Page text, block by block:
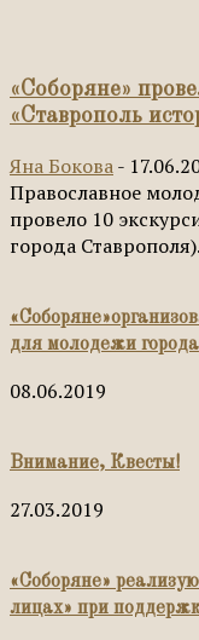
«Соборяне»
«Ставрополь
Яна Бокова-
Православное
провело 10
города
для молодежи города
08.06.2019
Внимание, Квесты!
27.03.2019
«Соборяне»
лицах» при